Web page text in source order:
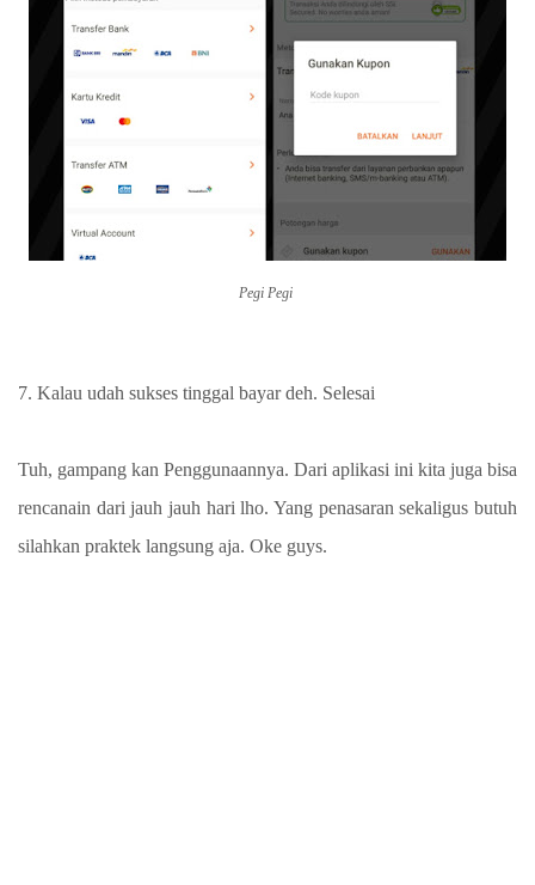
Pegi Pegi
7. Kalau udah sukses tinggal bayar deh. Selesai
Tuh, gampang kan Penggunaannya. Dari aplikasi ini kita juga bisa
rencanain dari jauh jauh hari lho. Yang penasaran sekaligus butuh
silahkan praktek langsung aja. Oke guys.